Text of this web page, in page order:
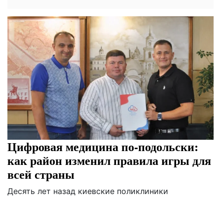
Цифровая медицина по-подольски:
как район изменил правила игры для
всей страны
Десять лет назад киевские поликлиники